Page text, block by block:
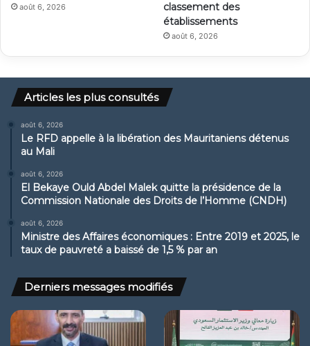
août 6, 2026
classement des
établissements
août 6, 2026
Articles les plus consultés
août 6, 2026
Le RFD appelle à la libération des Mauritaniens détenus
au Mali
août 6, 2026
El Bekaye Ould Abdel Malek quitte la présidence de la
Commission Nationale des Droits de l’Homme (CNDH)
août 6, 2026
Ministre des Affaires économiques : Entre 2019 et 2025, le
taux de pauvreté a baissé de 1,5 % par an
Derniers messages modifiés